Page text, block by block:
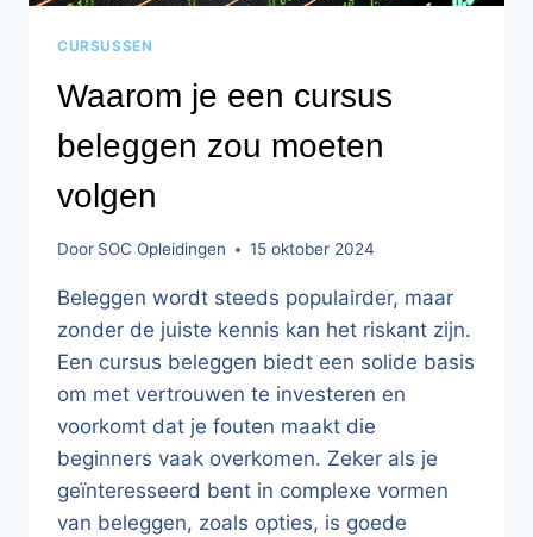
CURSUSSEN
Waarom je een cursus
beleggen zou moeten
volgen
Door SOC Opleidingen 15 oktober 2024
Beleggen wordt steeds populairder, maar
zonder de juiste kennis kan het riskant zijn.
Een cursus beleggen biedt een solide basis
om met vertrouwen te investeren en
voorkomt dat je fouten maakt die
beginners vaak overkomen. Zeker als je
geïnteresseerd bent in complexe vormen
van beleggen, zoals opties, is goede